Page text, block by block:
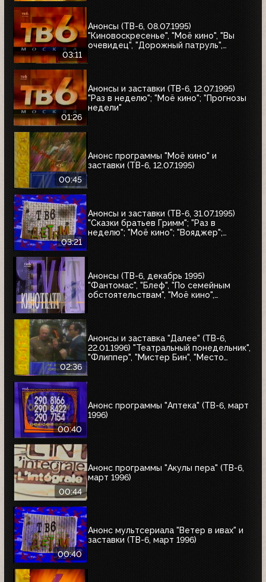
03:11
Анонсы (ТВ-6, 08.07.1995)
"Киновоскресенье", "Моё кино", "Вы
очевидец", "Дорожный патруль",
01:26
Анонсы и заставки (ТВ-6, 12.07.1995)
"Раз в неделю"; "Моё кино"; "Прогнозы
недели"
00:45
Анонс программы "Моё кино" и
заставки (ТВ-6, 12.07.1995)
03:21
Анонсы и заставки (ТВ-6, 31.07.1995)
"Сказки братьев Гримм"; "Раз в
неделю"; "Моё кино"; "Вояджер";
Анонсы (ТВ-6, декабрь 1995)
"Фантомас", "Блеф", "По семейным
обстоятельствам", "Моё кино",
02:36
Анонсы и заставка "Далее" (ТВ-6,
22.01.1996) "Театральный понедельник",
"Флиппер", "Мистер Бин", "Место
00:40
Анонс программы "Аптека" (ТВ-6, март
1996)
00:44
Анонс программы "Акулы пера" (ТВ-6,
март 1996)
00:40
Анонс мультсериала "Ветер в ивах" и
заставки (ТВ-6, март 1996)